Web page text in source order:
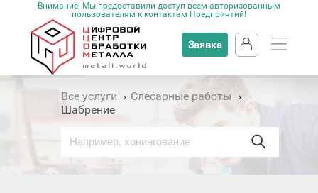
Внимание! Мы предоставили доступ всем авторизованным
пользователям к контактам Предприятий!
Заявка
Все услуги › Слесарные работы ›
Шабрение